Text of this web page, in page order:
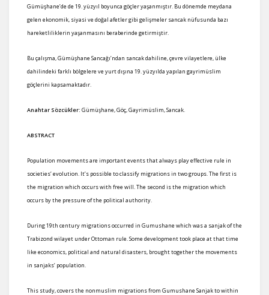
Gümüşhane’de de 19. yüzyıl boyunca göçler yaşanmıştır. Bu dönemde meydana
gelen ekonomik, siyasi ve doğal afetler gibi gelişmeler sancak nüfusunda bazı
hareketliliklerin yaşanmasını beraberinde getirmiştir.
Bu çalışma, Gümüşhane Sancağı’ndan sancak dahiline, çevre vilayetlere, ülke
dahilindeki farklı bölgelere ve yurt dışına 19. yüzyılda yapılan gayrimüslim
göçlerini kapsamaktadır.
Anahtar Sözcükler: Gümüşhane, Göç, Gayrimüslim, Sancak.
ABSTRACT
Population movements are important events that always play effective rule in
societies’ evolution. It’s possible to classify migrations in two groups. The first is
the migration which occurs with free will. The second is the migration which
occurs by the pressure of the political authority.
During 19th century migrations occurred in Gumushane which was a sanjak of the
Trabizond wilayet under Ottoman rule. Some development took place at that time
like economics, political and natural disasters, brought together the movements
in sanjaks’ population.
This study, covers the nonmuslim migrations from Gumushane Sanjak to within